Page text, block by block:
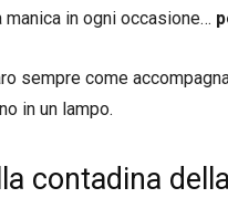
in ogni occasione…
sempre come
in un lampo.
contadina